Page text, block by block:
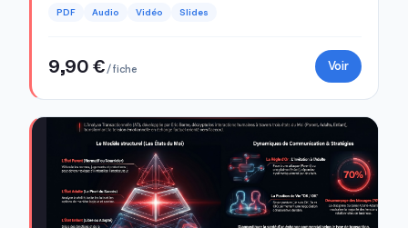
PDF Audio Vidéo Slides
9,90 €/ fiche Voir